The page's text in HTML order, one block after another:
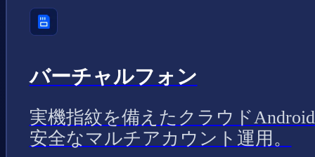
バーチャルフォン
実機指紋を備えたクラウド
安全なマルチアカウント運用。